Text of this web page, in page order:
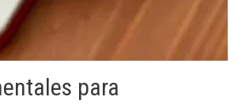
para